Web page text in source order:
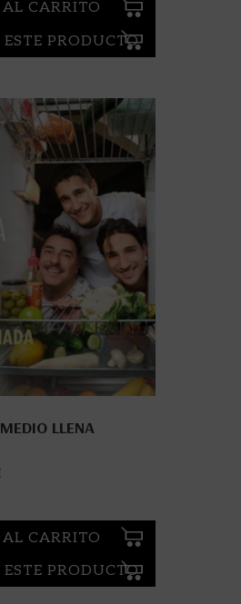
CARRITO
PRODUCTO
LLENA
CARRITO
PRODUCTO